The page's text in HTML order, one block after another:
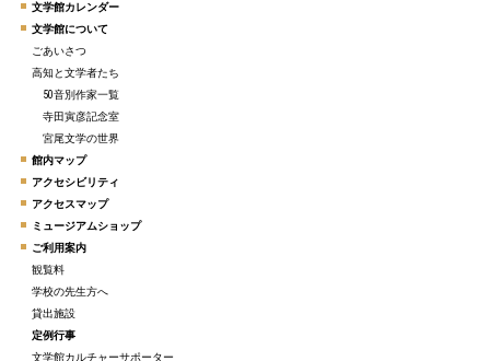
文学館カレンダー
文学館について
ごあいさつ
高知と文学者たち
50音別作家一覧
寺田寅彦記念室
宮尾文学の世界
館内マップ
アクセシビリティ
アクセスマップ
ミュージアムショップ
ご利用案内
観覧料
学校の先生方へ
貸出施設
定例行事
文学館カルチャーサポーター